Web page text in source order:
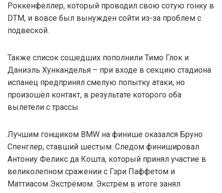
Роккенфеллер, который проводил свою сотую гонку в
DTM, и вовсе был вынужден сойти из-за проблем с
подвеской.
Также список сошедших пополнили Тимо Глок и
Даниэль Хунканделья – при входе в секцию стадиона
испанец предпринял смелую попытку атаки, но
произошёл контакт, в результате которого оба
вылетели с трассы.
Лучшим гонщиком BMW на финише оказался Бруно
Спенглер, ставший шестым. Следом финишировал
Антониу Феликс да Кошта, который принял участие в
великолепном сражении с Гэри Паффетом и
Маттиасом Экстрёмом. Экстрём в итоге занял